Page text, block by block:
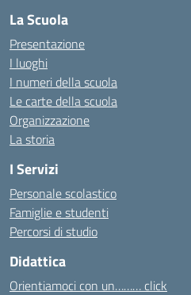
La Scuola
Presentazione
I luoghi
I numeri della scuola
Le carte della scuola
Organizzazione
La storia
I Servizi
Personale scolastico
Famiglie e studenti
Percorsi di studio
Didattica
Orientiamoci con un……… click